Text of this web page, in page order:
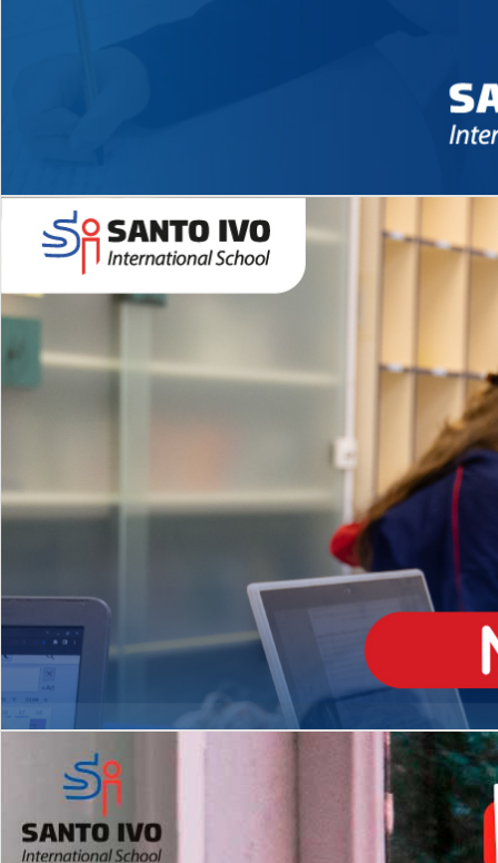
Novidades 2026 High School
Matrículas Abertas 2026
EDUCAÇÃO INFANTIL
Inglês todos os dias
MÉDIO
igh School
Dupla Diplomação
2º AO 5º ANO FUNDAMENTAL